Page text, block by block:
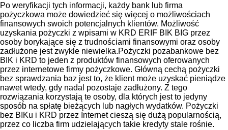
Po weryfikacji tych informacji, każdy bank lub firma
pożyczkowa może dowiedzieć się więcej o możliwościach
finansowych swoich potencjalnych klientów. Możliwość
uzyskania pożyczki z wpisami w KRD ERIF BIK BIG przez
osoby borykające się z trudnościami finansowymi oraz osoby
zadłużone jest zwykle niewielka.Pożyczki pozabankowe bez
BIK i KRD to jeden z produktów finansowych oferowanych
przez internetowe firmy pożyczkowe. Główną cechą pożyczki
bez sprawdzania baz jest to, że klient może uzyskać pieniądze
nawet wtedy, gdy nadal pozostaje zadłużony. Z tego
rozwiązania korzystają te osoby, dla których jest to jedyny
sposób na spłatę bieżących lub nagłych wydatków. Pożyczki
bez BIKu i KRD przez Internet cieszą się dużą popularnością,
przez co liczba firm udzielających takie kredyty stale rośnie.